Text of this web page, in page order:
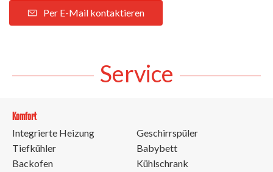
Per E-Mail kontaktieren
Service
Komfort
Integrierte Heizung
Tiefkühler
Backofen
Geschirrspüler
Babybett
Kühlschrank